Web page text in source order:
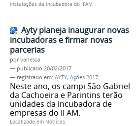
instalações da incubadora do IFAM
Ayty planeja inaugurar novas
incubadoras e firmar novas
parcerias
porvanessa
— publicado 20/02/2017
— registrado em: AYTY, Ações 2017
Neste ano, os campi São Gabriel
da Cachoeira e Parintins terão
unidades da incubadora de
empresas do IFAM.
Localizado em Notícias